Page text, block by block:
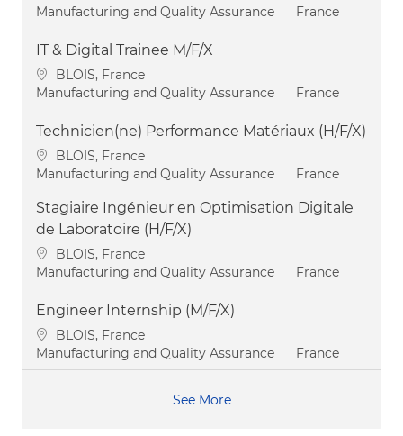
Category
Manufacturing and Quality Assurance France
IT & Digital Trainee M/F/X
Location
BLOIS, France
Category
Manufacturing and Quality Assurance France
Technicien(ne) Performance Matériaux (H/F/X)
Location
BLOIS, France
Category
Manufacturing and Quality Assurance France
Stagiaire Ingénieur en Optimisation Digitale
de Laboratoire (H/F/X)
Location
BLOIS, France
Category
Manufacturing and Quality Assurance France
Engineer Internship (M/F/X)
Location
BLOIS, France
Category
Manufacturing and Quality Assurance France
See More